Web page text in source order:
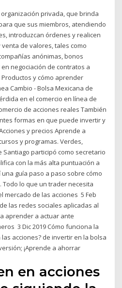
privada, que brinda
que sus miembros, atendiendo
introduzcan órdenes y realicen
de valores, tales como
anónimas, bonos
negociación de contratos a
y cómo aprender
Cambio - Bolsa Mexicana de
en el comercio en línea de
de acciones reales También
formas en que puede invertir y
y precios Aprende a
y programas. Verdes,
Santiago participó como secretario
con la más alta puntuación a
guía paso a paso sobre cómo
Todo lo que un trader necesita
mercado de las acciones 5 Feb
las redes sociales aplicadas al
aprender a actuar ante
3 Dic 2019 Cómo funciona la
acciones? de invertir en la bolsa
¡Aprende a ahorrar
en acciones